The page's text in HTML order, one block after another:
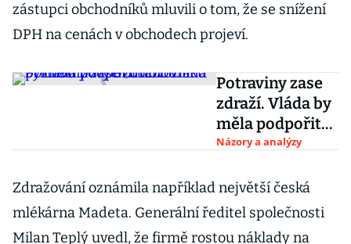
zástupci obchodníků mluvili o tom, že se snížení
DPH na cenách v obchodech projeví.
Potraviny zase
zdraží. Vláda by
měla podpořit
dovoz i příchod
obchodníků
Názory a analýzy
Zdražování oznámila například největší česká
mlékárna Madeta. Generální ředitel společnosti
Milan Teplý uvedl, že firmě rostou náklady na